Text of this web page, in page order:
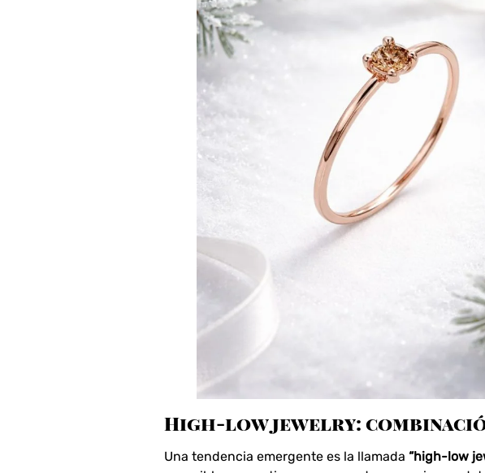
High-low jewelry:
Una tendencia emergente es la llamada “high-low